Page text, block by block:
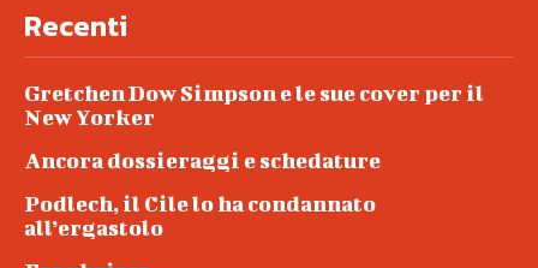
Recenti
Gretchen Dow Simpson e le sue cover per il
New Yorker
Ancora dossieraggi e schedature
Podlech, il Cile lo ha condannato
all’ergastolo